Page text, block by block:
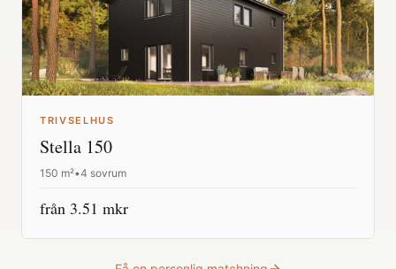
TRIVSELHUS
Stella 150
150 m²•4 sovrum
från 3.51 mkr